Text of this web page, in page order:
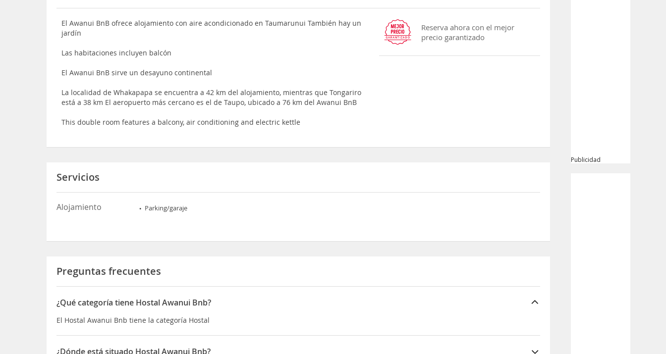
El Awanui BnB ofrece alojamiento con aire acondicionado en Taumarunui También hay un
jardín
Las habitaciones incluyen balcón
El Awanui BnB sirve un desayuno continental
La localidad de Whakapapa se encuentra a 42 km del alojamiento, mientras que Tongariro
está a 38 km El aeropuerto más cercano es el de Taupo, ubicado a 76 km del Awanui BnB
This double room features a balcony, air conditioning and electric kettle
Reserva ahora con el mejor
precio garantizado
Servicios
Alojamiento Parking/garaje
Preguntas frecuentes
¿Qué categoría tiene Hostal Awanui Bnb?
El Hostal Awanui Bnb tiene la categoría Hostal
¿Dónde está situado Hostal Awanui Bnb?
Publicidad